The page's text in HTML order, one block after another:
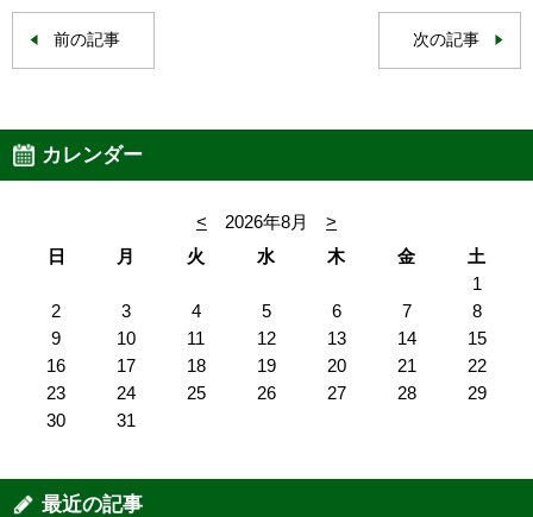
前の記事 次の記事
カレンダー
< 2026年8月
>
日
月 火 水 木 金
土
1
2
3 4 5 6 7
8
9
10 11 12 13 14
15
16
17 18 19 20 21
22
23
24 25 26 27 28
29
30
31
最近の記事